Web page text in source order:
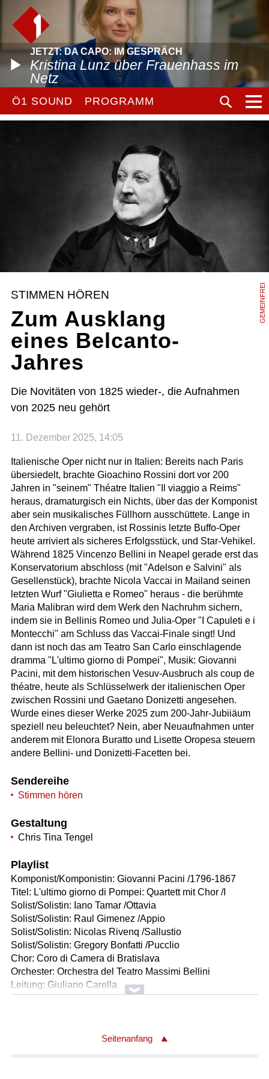
JETZT: DA CAPO: IM GESPRÄCH
Kristina Lunz über Frauenhass im
Netz
Ö1 SOUND PROGRAMM
GEMEINFREI
STIMMEN HÖREN
Zum Ausklang
eines Belcanto-
Jahres
Die Novitäten von 1825 wieder-, die Aufnahmen
von 2025 neu gehört
11. Dezember 2025, 14:05
Italienische Oper nicht nur in Italien: Bereits nach Paris
übersiedelt, brachte Gioachino Rossini dort vor 200
Jahren in "seinem" Théatre Italien "Il viaggio a Reims"
heraus, dramaturgisch ein Nichts, über das der Komponist
aber sein musikalisches Füllhorn ausschüttete. Lange in
den Archiven vergraben, ist Rossinis letzte Buffo-Oper
heute arriviert als sicheres Erfolgsstück, und Star-Vehikel.
Während 1825 Vincenzo Bellini in Neapel gerade erst das
Konservatorium abschloss (mit "Adelson e Salvini" als
Gesellenstück), brachte Nicola Vaccai in Mailand seinen
letzten Wurf "Giulietta e Romeo" heraus - die berühmte
Maria Malibran wird dem Werk den Nachruhm sichern,
indem sie in Bellinis Romeo und Julia-Oper "I Capuleti e i
Montecchi" am Schluss das Vaccai-Finale singt! Und
dann ist noch das am Teatro San Carlo einschlagende
dramma "L'ultimo giorno di Pompei", Musik: Giovanni
Pacini, mit dem historischen Vesuv-Ausbruch als coup de
théatre, heute als Schlüsselwerk der italienischen Oper
zwischen Rossini und Gaetano Donizetti angesehen.
Wurde eines dieser Werke 2025 zum 200-Jahr-Jubiiäum
speziell neu beleuchtet? Nein, aber Neuaufnahmen unter
anderem mit Elonora Buratto und Lisette Oropesa steuern
andere Bellini- und Donizetti-Facetten bei.
Sendereihe
Stimmen hören
Gestaltung
Chris Tina Tengel
Playlist
Komponist/Komponistin: Giovanni Pacini /1796-1867
Titel: L'ultimo giorno di Pompei: Quartett mit Chor /I
Solist/Solistin: Iano Tamar /Ottavia
Solist/Solistin: Raul Gimenez /Appio
Solist/Solistin: Nicolas Rivenq /Sallustio
Solist/Solistin: Gregory Bonfatti /Pucclio
Chor: Coro di Camera di Bratislava
Orchester: Orchestra del Teatro Massimi Bellini
Leitung: Giuliano Carella
Länge: 04:15 min
Komponist/Komponistin: Gioachino Rossini /1792-1868
Seitenanfang